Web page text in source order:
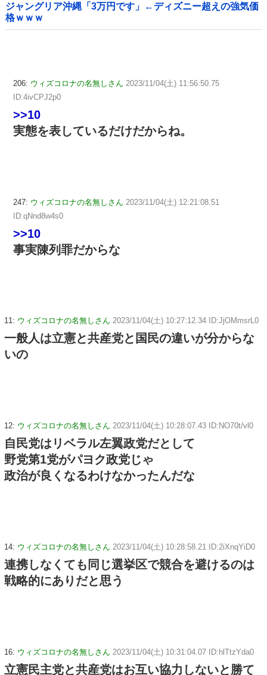
ジャングリア沖縄「3万円です」←ディズニー超えの強気価
格ｗｗｗ
206: ウィズコロナの名無しさん 2023/11/04(土) 11:56:50.75
ID:4ivCPJ2p0
>>10
実態を表しているだけだからね。
247: ウィズコロナの名無しさん 2023/11/04(土) 12:21:08.51
ID:qNnd8w4s0
>>10
事実陳列罪だからな
11: ウィズコロナの名無しさん 2023/11/04(土) 10:27:12.34 ID:JjOMmsrL0
一般人は立憲と共産党と国民の違いが分からな
いの
12: ウィズコロナの名無しさん 2023/11/04(土) 10:28:07.43 ID:NO70t/vl0
自民党はリベラル左翼政党だとして
野党第1党がパヨク政党じゃ
政治が良くなるわけなかったんだな
14: ウィズコロナの名無しさん 2023/11/04(土) 10:28:58.21 ID:2iXnqYiD0
連携しなくても同じ選挙区で競合を避けるのは
戦略的にありだと思う
16: ウィズコロナの名無しさん 2023/11/04(土) 10:31:04.07 ID:hlTtzYda0
立憲民主党と共産党はお互い協力しないと勝て